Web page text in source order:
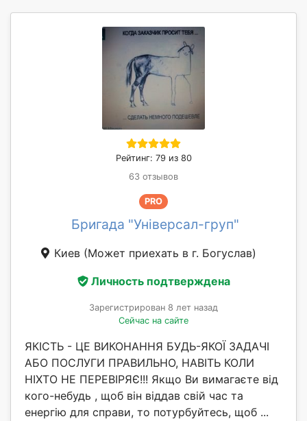
Рейтинг: 79 из 80
63 отзывов
PRO
Бригада "Універсал-груп"
Киев (Может приехать в г. Богуслав)
Личность подтверждена
Зарегистрирован 8 лет назад
Сейчас на сайте
ЯКІСТЬ - ЦЕ ВИКОНАННЯ БУДЬ-ЯКОЇ ЗАДАЧІ
АБО ПОСЛУГИ ПРАВИЛЬНО, НАВІТЬ КОЛИ
НІХТО НЕ ПЕРЕВІРЯЄ!!! Якщо Ви вимагаєте від
кого-небудь , щоб він віддав свій час та
енергію для справи, то потурбуйтесь, щоб ...